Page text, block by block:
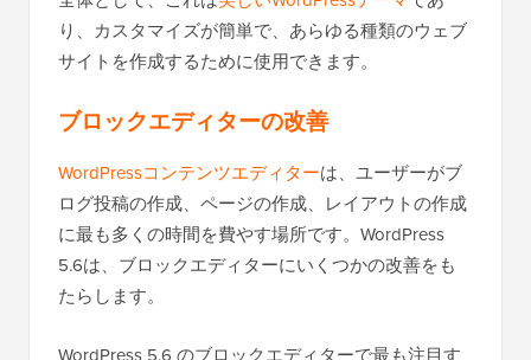
り、カスタマイズが簡単で、あらゆる種類のウェブ
サイトを作成するために使用できます。
ブロックエディターの改善
WordPressコンテンツエディターは、ユーザーがブ
ログ投稿の作成、ページの作成、レイアウトの作成
に最も多くの時間を費やす場所です。WordPress
5.6は、ブロックエディターにいくつかの改善をも
たらします。